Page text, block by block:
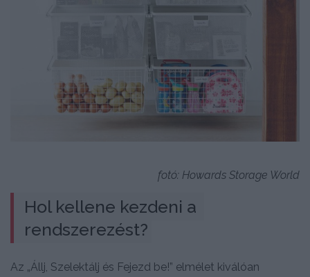
fotó: Howards Storage World
Hol kellene kezdeni a
rendszerezést?
Az „Állj, Szelektálj és Fejezd be!” elmélet kiválóan